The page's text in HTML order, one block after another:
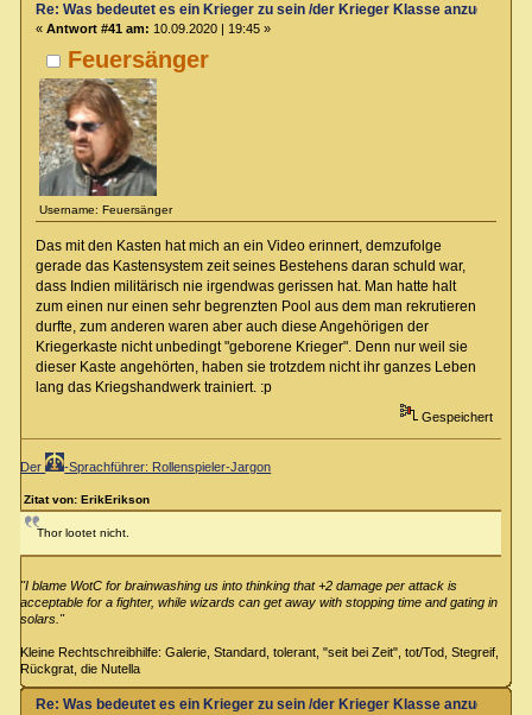
Feuersänger
Username: Feuersänger
Re: Was bedeutet es ein Krieger zu sein /der Krieger Klasse
« Antwort #41 am: 10.09.2020 | 19:45 »
Das mit den Kasten hat mich an ein Video erinnert, demzufolge
gerade das Kastensystem zeit seines Bestehens daran schuld war,
dass Indien militärisch nie irgendwas gerissen hat. Man hatte halt
zum einen nur einen sehr begrenzten Pool aus dem man rekrutieren
durfte, zum anderen waren aber auch diese Angehörigen der
Kriegerkaste nicht unbedingt "geborene Krieger". Denn nur weil sie
dieser Kaste angehörten, haben sie trotzdem nicht ihr ganzes Leben
lang das Kriegshandwerk trainiert. :p
Gespeichert
Der -Sprachführer: Rollenspieler-Jargon
Zitat von: ErikErikson
Thor lootet nicht.
"I blame WotC for brainwashing us into thinking that +2 damage per attack is
acceptable for a fighter, while wizards can get away with stopping time and gating in
solars."
Kleine Rechtschreibhilfe: Galerie, Standard, tolerant, "seit bei Zeit", tot/Tod, Stegreif,
Rückgrat, die Nutella
Re: Was bedeutet es ein Krieger zu sein /der Krieger Klasse